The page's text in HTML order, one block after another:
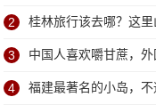
2 桂林旅行该去哪？这
3 中国人喜欢嚼甘蔗，
4 福建最著名的小岛，